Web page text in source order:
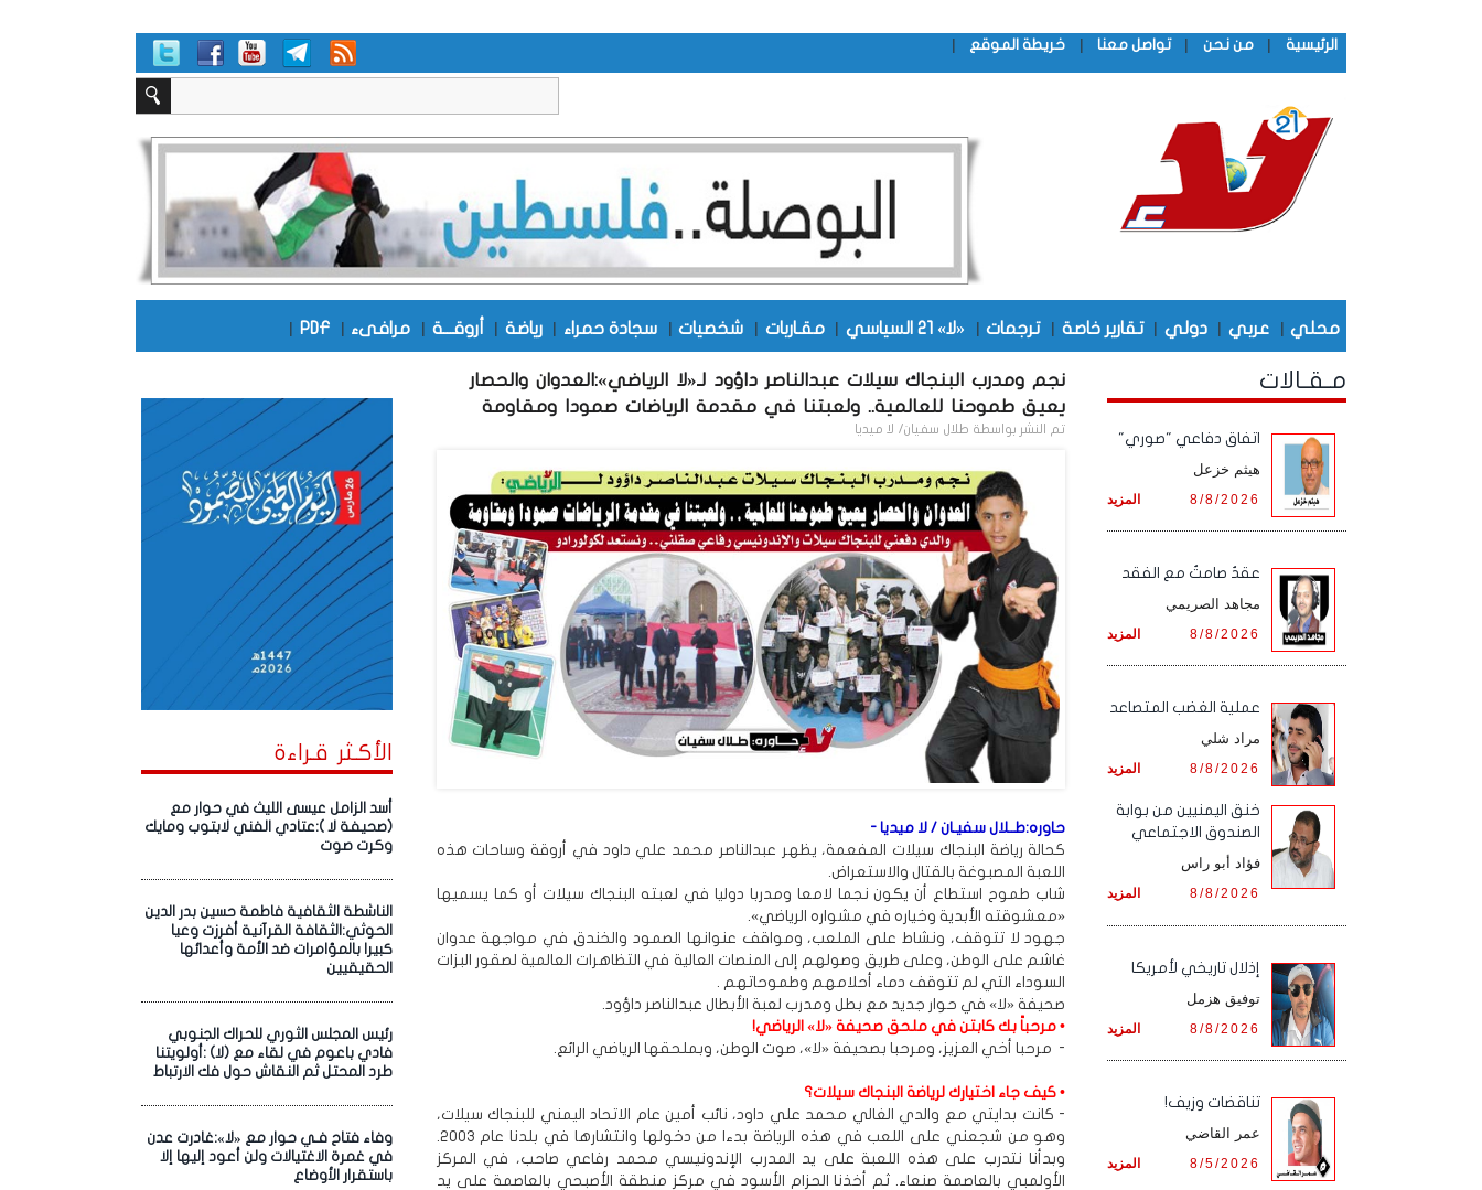
الرئيسية | من نحن | تواصل معنا | خريطة الموقع |
محلي | عربي | دولي | تقارير خاصة | ترجمات | «لا» 21 السياسي | مقـاربات | شخصيات | سجادة حمراء | رياضة | أروقـــة | مرافىء |
PDF
|
الأكـثر قـراءة
أسد الزامل عيسى الليث في حوار مع
(صحيفة لا ):عتادي الفني لابتوب ومايك
وكرت صوت
الناشطة الثقافية فاطمة حسين بدر الدين
الحوثي:الثقافة القرآنية أفرزت وعيا
كبيرا بالمؤامرات ضد الأمة وأعدائها
الحقيقيين
رئيس المجلس الثوري للحراك الجنوبي
فادي باعوم في لقاء مع (لا) :أولويتنا
طرد المحتل ثم النقاش حول فك الارتباط
وفاء فتاح فـي حوار مع «لا»:غادرت عدن
في غمرة الاغتيالات ولن أعود إليها إلا
باستقرار الأوضاع
نجم ومدرب البنجاك سيلات عبدالناصر داؤود لـ«لا الرياضي»:العدوان والحصار
يعيق طموحنا للعالمية.. ولعبتنا في مقدمة الرياضات صمودا ومقاومة
تم النشر بواسطة طلال سفيان/ لا ميديا
حاوره:طــلال سفيـان / لا ميديا -
كحالة رياضة البنجاك سيلات المفعمة، يظهر عبدالناصر محمد علي داود في أروقة وساحات هذه
اللعبة المصبوغة بالقتال والاستعراض.
شاب طموح استطاع أن يكون نجما لامعا ومدربا دوليا في لعبته البنجاك سيلات أو كما يسميها
«معشوقته الأبدية وخياره في مشواره الرياضي».
جهود لا تتوقف، ونشاط على الملعب، ومواقف عنوانها الصمود والخندق في مواجهة عدوان
غاشم على الوطن، وعلى طريق وصولهم إلى المنصات العالية في التظاهرات العالمية لصقور البزات
السوداء التي لم تتوقف دماء أحلامهم وطموحاتهم .
صحيفة «لا» في حوار جديد مع بطل ومدرب لعبة الأبطال عبدالناصر داؤود.
• مرحباً بك كابتن في ملحق صحيفة «لا» الرياضي!
- مرحبا أخي العزيز، ومرحبا بصحيفة «لا»، صوت الوطن، وبملحقها الرياضي الرائع.
• كيف جاء اختيارك لرياضة البنجاك سيلات؟
- كانت بدايتي مع والدي الغالي محمد علي داود، نائب أمين عام الاتحاد اليمني للبنجاك سيلات،
وبدأنا نتدرب على هذه اللعبة على يد المدرب الإندونيسي محمد رفاعي صاحب، في المركز
الأولمبي بالعاصمة صنعاء. ثم أخذنا الحزام الأسود في مركز منطقة الأصبحي بالعاصمة على يد
مـقـالات
اتفاق دفاعي "صوري"
هيثم خزعل
المزيد 8/8/2026
عقدٌ صامتٌ مع الفقد
مجاهد الصريمي
المزيد 8/8/2026
‏عملية الغضب المتصاعد
مراد شلي
المزيد 8/8/2026
خنق اليمنيين من بوابة
الصندوق الاجتماعي
فؤاد أبو راس
المزيد 8/8/2026
إذلال تاريخي لأمريكا
توفيق هزمل
المزيد 8/8/2026
تناقضات وزيف!
عمر القاضي
المزيد 8/5/2026